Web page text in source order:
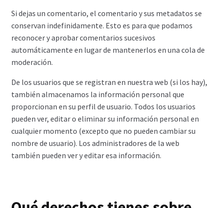
Si dejas un comentario, el comentario y sus metadatos se
conservan indefinidamente. Esto es para que podamos
reconocer y aprobar comentarios sucesivos
automáticamente en lugar de mantenerlos en una cola de
moderación.
De los usuarios que se registran en nuestra web (si los hay),
también almacenamos la información personal que
proporcionan en su perfil de usuario. Todos los usuarios
pueden ver, editar o eliminar su información personal en
cualquier momento (excepto que no pueden cambiar su
nombre de usuario). Los administradores de la web
también pueden ver y editar esa información.